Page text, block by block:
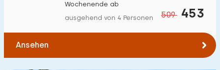
€ 0 — € 1000+
509 453
Wochenende ab
ausgehend von 4 Personen
Ansehen